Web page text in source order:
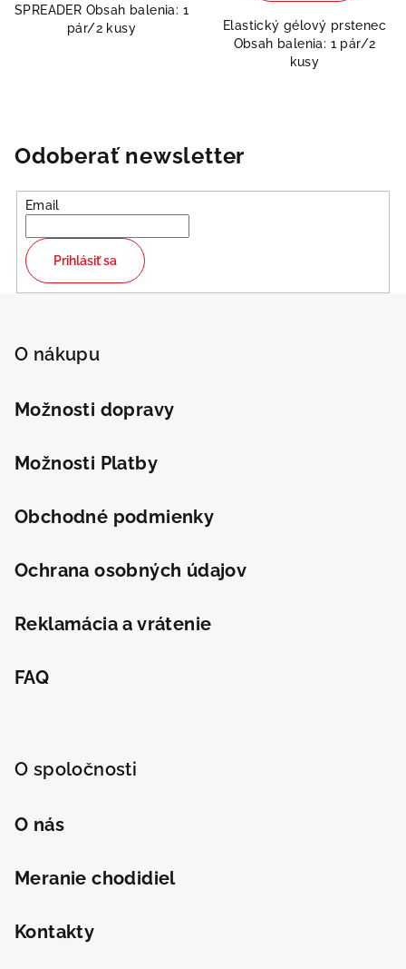
SPREADER Obsah balenia: 1
pár/2 kusy
Elastický gélový prstenec
Obsah balenia: 1 pár/2
kusy
Odoberať newsletter
Email
Prihlásiť sa
O nákupu
Možnosti dopravy
Možnosti Platby
Obchodné podmienky
Ochrana osobných údajov
Reklamácia a vrátenie
FAQ
O spoločnosti
O nás
Meranie chodidiel
Kontakty